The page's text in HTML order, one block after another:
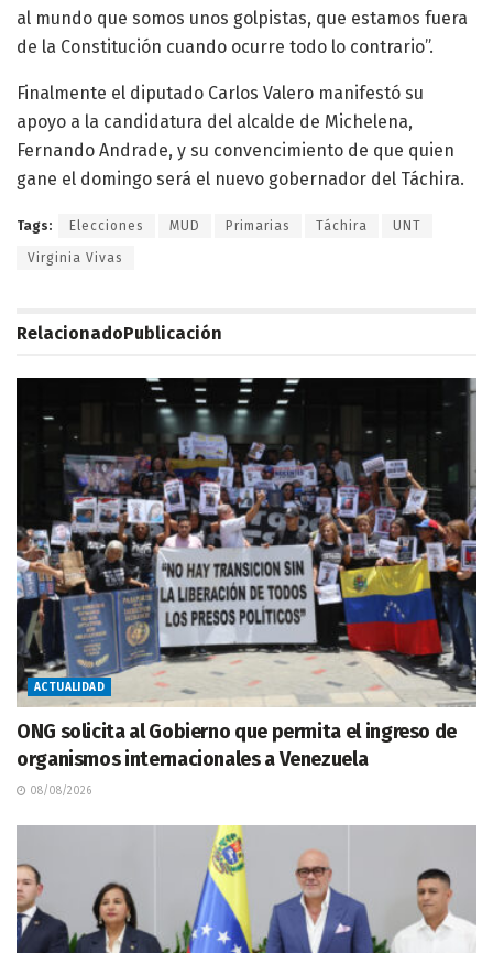
al mundo que somos unos golpistas, que estamos fuera
de la Constitución cuando ocurre todo lo contrario”.
Finalmente el diputado Carlos Valero manifestó su
apoyo a la candidatura del alcalde de Michelena,
Fernando Andrade, y su convencimiento de que quien
gane el domingo será el nuevo gobernador del Táchira.
Tags: Elecciones MUD Primarias Táchira UNT
Virginia Vivas
RelacionadoPublicación
ACTUALIDAD
ONG solicita al Gobierno que permita el ingreso de
organismos internacionales a Venezuela
08/08/2026